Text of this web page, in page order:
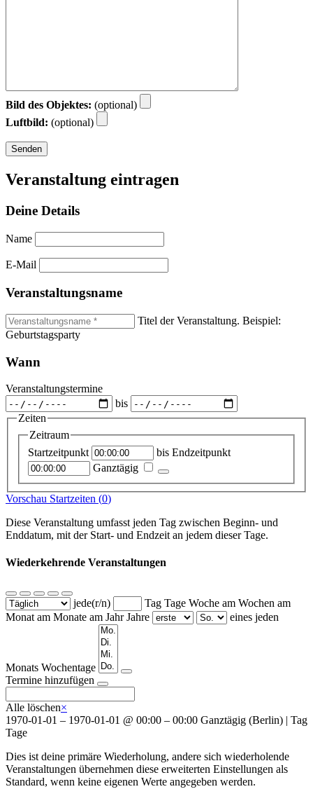
Bild des Objektes: (optional)
Luftbild: (optional)
Veranstaltung eintragen
Deine Details
Name
E-Mail
Veranstaltungsname
Titel der Veranstaltung. Beispiel:
Geburtstagsparty
Wann
Veranstaltungstermine
bis
Zeiten
Zeitraum
Startzeitpunkt
bis Endzeitpunkt
Ganztägig
Vorschau Startzeiten (0)
Diese Veranstaltung umfasst jeden Tag zwischen Beginn- und
Enddatum, mit der Start- und Endzeit an jedem dieser Tage.
Wiederkehrende Veranstaltungen
jede(r/n) Tag Tage Woche am Wochen am
Monat am Monate am Jahr Jahre eines jeden
Monats Wochentage
Termine hinzufügen
Alle löschen×
1970-01-01 – 1970-01-01 @ 00:00 – 00:00 Ganztägig (Berlin) | Tag
Tage
Dies ist deine primäre Wiederholung, andere sich wiederholende
Veranstaltungen übernehmen diese erweiterten Einstellungen als
Standard, wenn keine eigenen Werte angegeben werden.